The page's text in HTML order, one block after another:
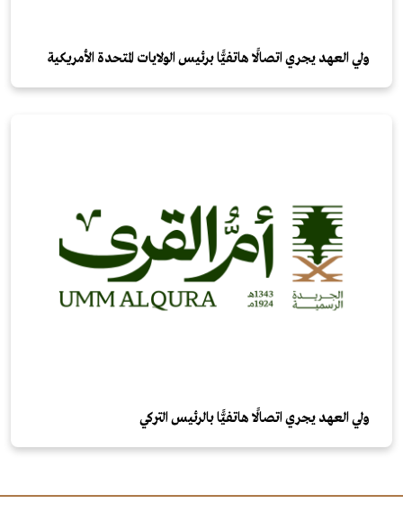
ولي العهد يجري اتصالًا هاتفيًّا برئيس الولايات المتحدة الأمريكية
ولي العهد يجري اتصالًا هاتفيًّا بالرئيس التركي